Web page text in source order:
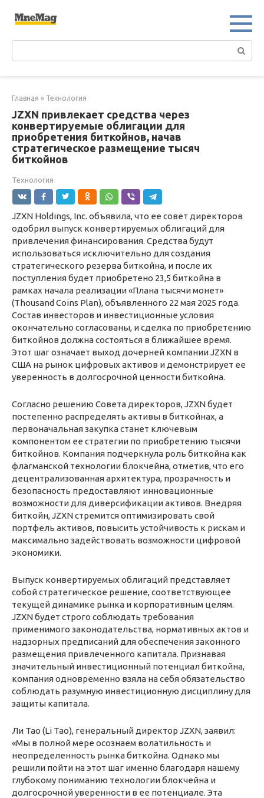
Главная » Технология
JZXN привлекает средства через
конвертируемые облигации для
приобретения биткойнов, начав
стратегическое размещение тысяч
биткойнов
Технология
JZXN Holdings, Inc. объявила, что ее совет директоров
одобрил выпуск конвертируемых облигаций для
привлечения финансирования. Средства будут
использоваться исключительно для создания
стратегического резерва биткойна, и после их
поступления будет приобретено 23,5 биткойна в
рамках начала реализации «Плана тысячи монет»
(Thousand Coins Plan), объявленного 22 мая 2025 года.
Состав инвесторов и инвестиционные условия
окончательно согласованы, и сделка по приобретению
биткойнов должна состояться в ближайшее время.
Этот шаг означает выход дочерней компании JZXN в
США на рынок цифровых активов и демонстрирует ее
уверенность в долгосрочной ценности биткойна.
Согласно решению Совета директоров, JZXN будет
постепенно распределять активы в биткойнах, а
первоначальная закупка станет ключевым
компонентом ее стратегии по приобретению тысячи
биткойнов. Компания подчеркнула роль биткойна как
флагманской технологии блокчейна, отметив, что его
децентрализованная архитектура, прозрачность и
безопасность предоставляют инновационные
возможности для диверсификации активов. Внедряя
биткойн, JZXN стремится оптимизировать свой
портфель активов, повысить устойчивость к рискам и
максимально задействовать возможности цифровой
экономики.
Выпуск конвертируемых облигаций представляет
собой стратегическое решение, соответствующее
текущей динамике рынка и корпоративным целям.
JZXN будет строго соблюдать требования
применимого законодательства, нормативных актов и
надзорных предписаний для обеспечения законного
размещения привлеченного капитала. Признавая
значительный инвестиционный потенциал биткойна,
компания одновременно взяла на себя обязательство
соблюдать разумную инвестиционную дисциплину для
защиты капитала.
Ли Тао (Li Tao), генеральный директор JZXN, заявил:
«Мы в полной мере осознаем волатильность и
неопределенность рынка биткойна. Однако мы
решили пойти на этот шаг именно благодаря нашему
глубокому пониманию технологии блокчейна и
долгосрочной уверенности в ее потенциале. Эта